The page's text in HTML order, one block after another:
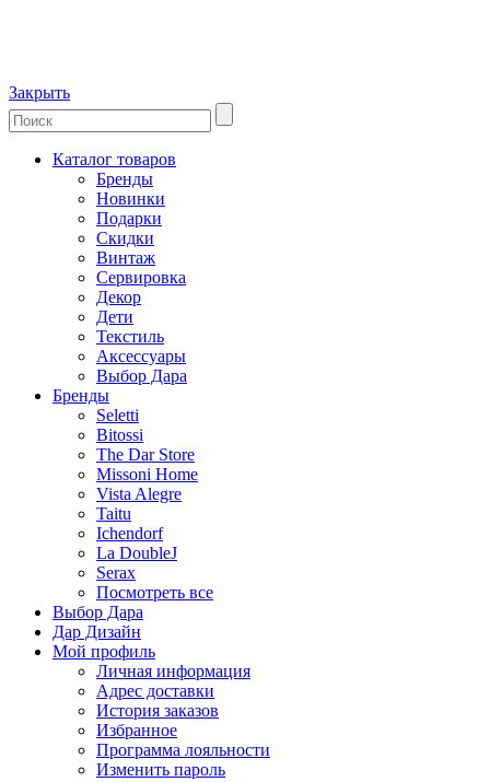
Закрыть
Каталог товаров
Бренды
Новинки
Подарки
Скидки
Винтаж
Сервировка
Декор
Дети
Текстиль
Аксессуары
Выбор Дара
Бренды
Seletti
Bitossi
The Dar Store
Missoni Home
Vista Alegre
Taitu
Ichendorf
La DoubleJ
Serax
Посмотреть все
Выбор Дара
Дар Дизайн
Мой профиль
Личная информация
Адрес доставки
История заказов
Избранное
Программа лояльности
Изменить пароль